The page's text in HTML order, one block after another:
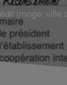
image: Ville